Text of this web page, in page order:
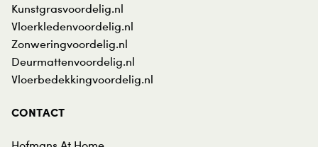
Kunstgrasvoordelig.nl
Vloerkledenvoordelig.nl
Zonweringvoordelig.nl
Deurmattenvoordelig.nl
Vloerbedekkingvoordelig.nl
CONTACT